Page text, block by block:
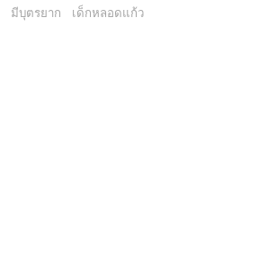
มีบุตรยาก เด็กหลอดแก้ว